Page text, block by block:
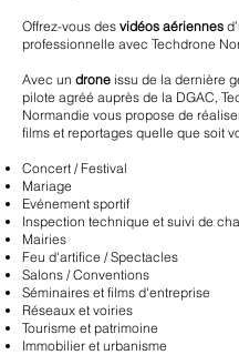
Offrez-vous des vidéos aériennes
professionnelle avec Techdrone
Avec un drone issu de la dernière
pilote agréé auprès de la DGAC,
Normandie vous propose de
films et reportages quelle que soit
Concert / Festival
Mariage
Evénement sportif
Inspection technique et suivi de
Mairies
Feu d'artifice / Spectacles
Salons / Conventions
Séminaires et films d'entreprise
Réseaux et voiries
Tourisme et patrimoine
Immobilier et urbanisme